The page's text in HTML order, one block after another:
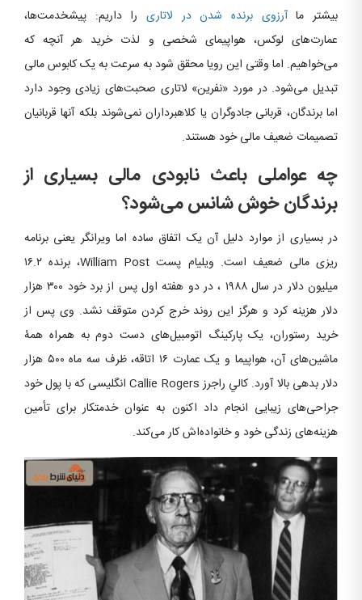
بیشتر ماآرزوی برنده شدن در لاتاری را داریم: پیشخدمت‌ها،
عمارت‌های لوکس، هواپیمای شخصی و لذت خرید هر آنچه که
می‌خواهیم. اما وقتی این رویا محقق شود به سرعت به یک کابوس مالی
تبدیل می‌شود. در مورد «نفرین» لاتاری صحبت‌های زیادی وجود دارد
اما برندگان، قربانی جادوگران یا کلاهبرداران نمی‌شوند بلکه آنها قربانیان
تصمیمات ضعیف مالی خود هستند.
چه عواملی باعث نابودی مالی بسیاری از
برندگان خوش شانس می‌شود؟
در بسیاری از موارد دلیل آن یک اتفاق ساده اما ویرانگر یعنی برنامه
ریزی مالی ضعیف است. ویلیام پست William Post، برنده ۱۶.۲
میلیون دلار در سال ۱۹۸۸ ، در دو هفته اول پس از برد خود ۳۰۰ هزار
دلار هزینه كرد و هرگز این روند خرج کردن متوقف نشد. وی پس از
خرید رستوران، یک پارکینگ اتومبیل‌های دست دوم به همراه همۀ
ماشین‌های آن، هواپیما و یک عمارت ۱۶ اتاقه، ظرف سه ماه ۵۰۰ هزار
دلار بدهی بالا آورد. کالي راجرز Callie Rogers انگليسی که با پول خود
جراحی‌های زیبایی انجام داد اکنون به عنوان خدمتکار برای تأمین
هزینه‌های زندگی خود و خانواده‌اش کار می‌کند.